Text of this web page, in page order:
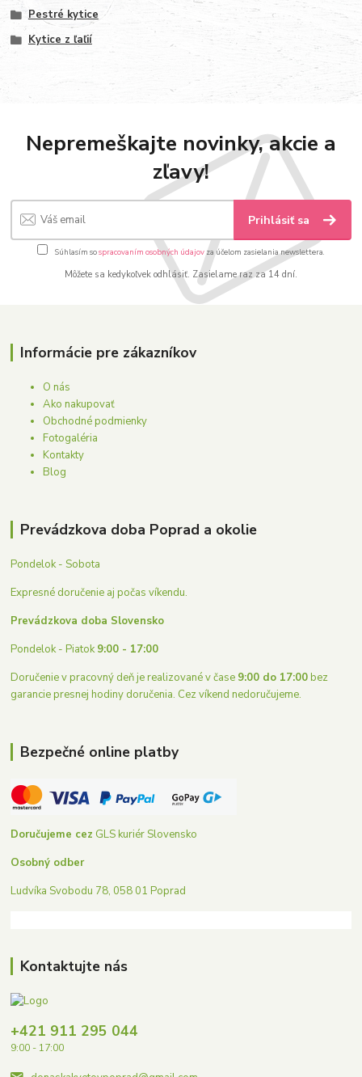
Pestré kytice
Kytice z ľaľií
Nepremeškajte novinky, akcie a
zľavy!
Prihlásiť sa
Súhlasím sospracovaním osobných údajov za účelom zasielania newslettera.
Môžete sa kedykoľvek odhlásiť. Zasielame raz za 14 dní.
Informácie pre zákazníkov
O nás
Ako nakupovať
Obchodné podmienky
Fotogaléria
Kontakty
Blog
Prevádzkova doba Poprad a okolie
Pondelok - Sobota
Expresné doručenie aj počas víkendu.
Prevádzkova doba Slovensko
Pondelok - Piatok9:00 - 17:00
Doručenie v pracovný deň je realizované v čase 9:00 do 17:00bez
garancie presnej hodiny doručenia. Cez víkend nedoručujeme.
Bezpečné online platby
Doručujeme cez GLS kuriér Slovensko
Osobný odber
Ludvíka Svobodu 78, 058 01 Poprad
Kontaktujte nás
+421 911 295 044
9:00 - 17:00